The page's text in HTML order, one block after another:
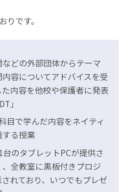
りです。
どの外部団体からテーマ
容についてアドバイスを受
内容を他校や保護者に発表
」
目で学んだ内容をネイティ
る授業
のタブレットPCが提供さ
全教室に黒板付きプロジ
れており、いつでもプレゼ